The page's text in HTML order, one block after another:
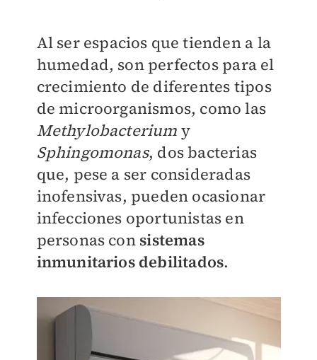
Al ser espacios que tienden a la
humedad, son perfectos para el
crecimiento de diferentes tipos
de microorganismos, como las
Methylobacterium y
Sphingomonas, dos bacterias
que, pese a ser consideradas
inofensivas, pueden ocasionar
infecciones oportunistas en
personas consistemas
inmunitarios debilitados.